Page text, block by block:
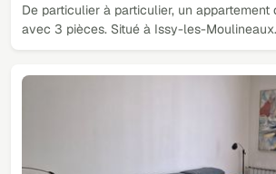
De particulier à particulier, un appartement
avec 3 pièces. Situé à Issy-les-